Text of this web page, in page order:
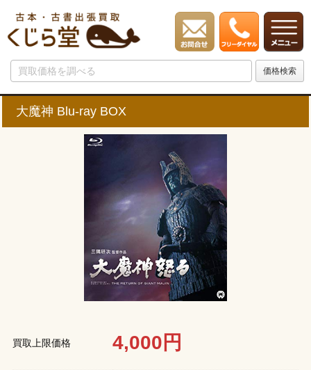
大魔神 Blu-ray BOX
買取上限価格 4,000円